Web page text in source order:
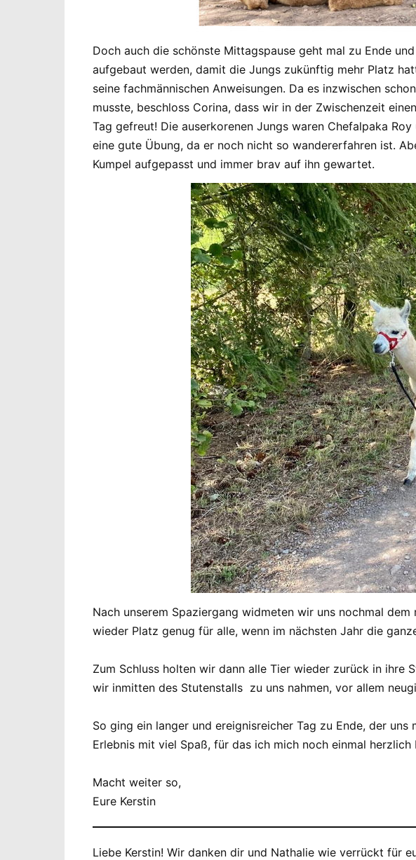
Doch auch die schönste Mittagspause geht mal zu Ende
aufgebaut werden, damit die Jungs zukünftig mehr Platz
seine fachmännischen Anweisungen. Da es inzwischen
musste, beschloss Corina, dass wir in der Zwischenzeit
Tag gefreut! Die auserkorenen Jungs waren Chefalpaka
eine gute Übung, da er noch nicht so wandererfahren ist.
Kumpel aufgepasst und immer brav auf ihn gewartet.
Nach unserem Spaziergang widmeten wir uns nochmal
wieder Platz genug für alle, wenn im nächsten Jahr die
Zum Schluss holten wir dann alle Tier wieder zurück in ihre
wir inmitten des Stutenstalls zu uns nahmen, vor allem
So ging ein langer und ereignisreicher Tag zu Ende, der
Erlebnis mit viel Spaß, für das ich mich noch einmal herzlich
Macht weiter so,
Eure Kerstin
Liebe Kerstin! Wir danken dir und Nathalie wie verrückt für